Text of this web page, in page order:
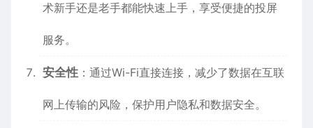
术新手还是老手都能快速上手，享受便捷的投屏
服务。
安全性 ：通过Wi-Fi直接连接，减少了数据在互联
网上传输的风险，保护用户隐私和数据安全。